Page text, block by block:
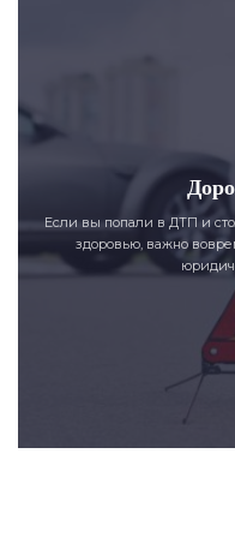
Если вы попали в ДТП и
здоровью, важно